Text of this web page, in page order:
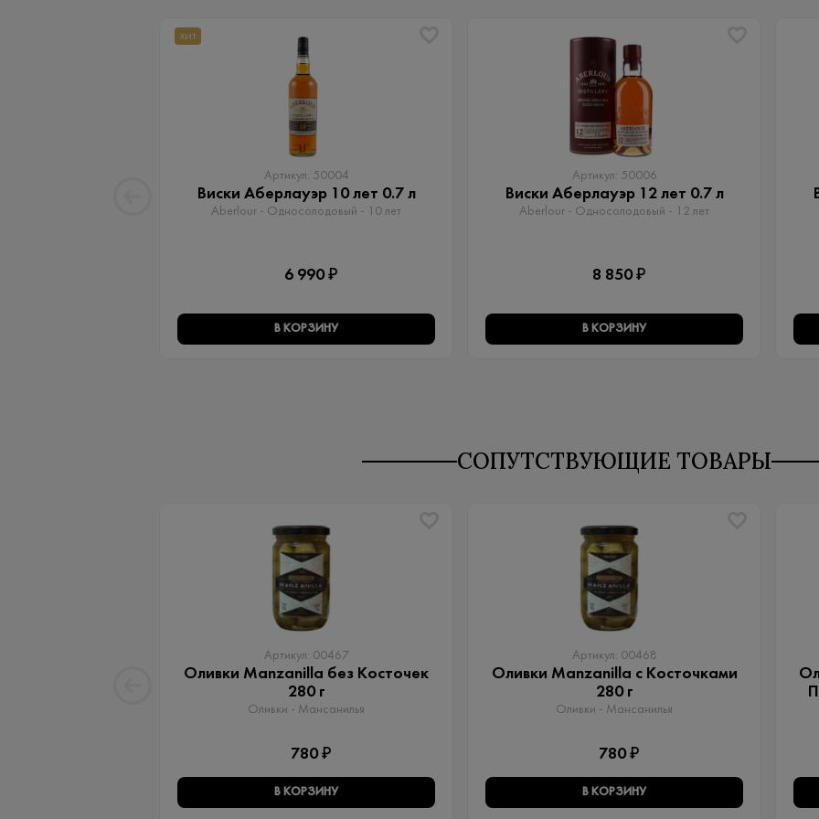
ХИТ
Артикул: 50004
Виски Аберлауэр 10 лет 0.7 л
Aberlour - Односолодовый​ - 10 лет
6 990 ₽
В КОРЗИНУ
Артикул: 50006
Виски Аберлауэр 12 лет 0.7 л
Aberlour - Односолодовый​ - 12 лет
8 850 ₽
В КОРЗИНУ
СОПУТСТВУЮЩИЕ ТОВАРЫ
Артикул: 00467
Оливки Manzanilla без Косточек
280 г
Оливки - Мансанилья
780 ₽
В КОРЗИНУ
Артикул: 00468
Оливки Manzanilla с Косточками
280 г
Оливки - Мансанилья
780 ₽
В КОРЗИНУ